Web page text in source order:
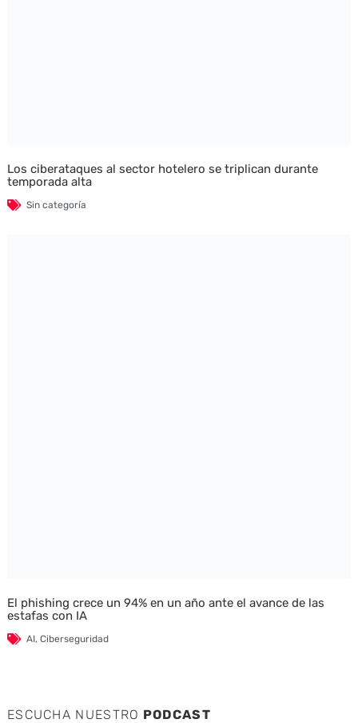
Los ciberataques al sector hotelero se triplican durante
temporada alta
Sin categoría
El phishing crece un 94% en un año ante el avance de las
estafas con IA
AI, Ciberseguridad
ESCUCHA NUESTRO PODCAST